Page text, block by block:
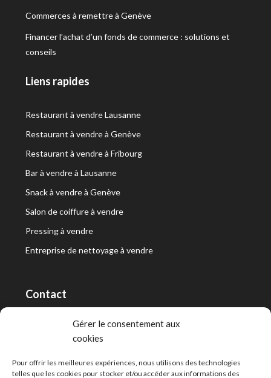
Gérer le consentement aux
cookies
Pour offrir les meilleures expériences, nous utilisons des technologies
telles que les cookies pour stocker et/ou accéder aux informations des
Commerces à remettre à Genève
Financer l’achat d’un fonds de commerce : solutions et
conseils
Liens rapides
Restaurant à vendre Lausanne
Restaurant à vendre à Genève
Restaurant à vendre à Fribourg
Bar à vendre à Lausanne
Snack à vendre à Genève
Salon de coiffure à vendre
Pressing à vendre
Entreprise de nettoyage à vendre
Contact
RT Capital First SA/Ltd
info@capitalfirst.ch